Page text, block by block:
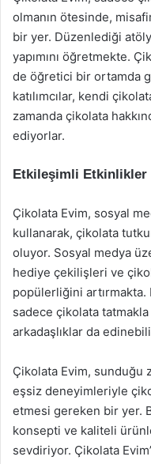
olmanın ötesinde,
bir yer. Düzenlediği
yapımını öğretmekte.
de öğretici bir ortamda
katılımcılar, kendi
zamanda çikolata
ediyorlar.
Etkileşimli Etkinlikler
Çikolata Evim, sosyal
kullanarak, çikolata
oluyor. Sosyal medya
hediye çekilişleri ve
popülerliğini
sadece çikolata tatmakla
arkadaşlıklar da
Çikolata Evim, sunduğu
eşsiz deneyimleriyle
etmesi gereken bir yer.
konsepti ve kaliteli
sevdiriyor. Çikolata